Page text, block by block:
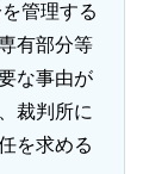
管理する
有部分等
な事由が
裁判所に
を求める